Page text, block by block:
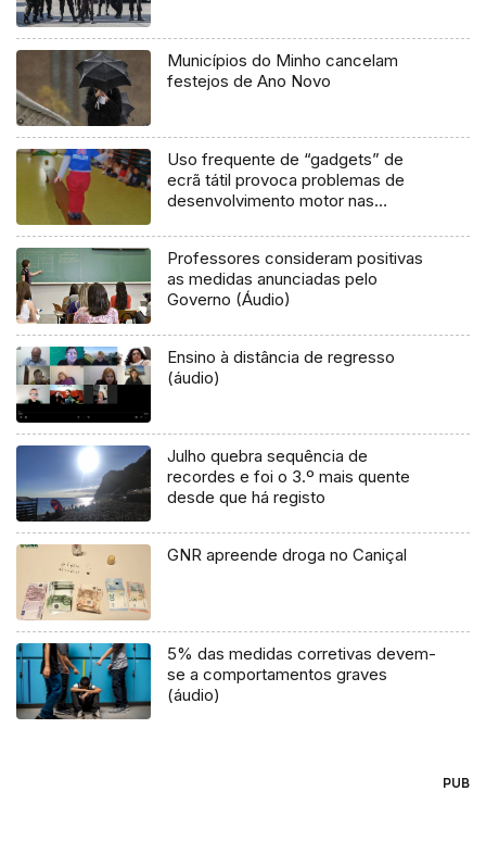
Municípios do Minho cancelam
festejos de Ano Novo
Uso frequente de “gadgets” de
ecrã tátil provoca problemas de
desenvolvimento motor nas
Professores consideram positivas
as medidas anunciadas pelo
Governo (Áudio)
Ensino à distância de regresso
(áudio)
Julho quebra sequência de
recordes e foi o 3.º mais quente
desde que há registo
GNR apreende droga no Caniçal
5% das medidas corretivas devem-
se a comportamentos graves
(áudio)
PUB